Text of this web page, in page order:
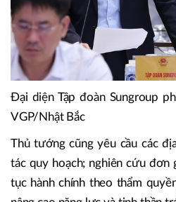
Đại diện Tập đoàn Sungroup